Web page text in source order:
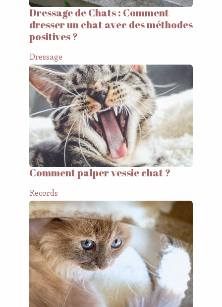
Dressage de Chats : Comment
dresser un chat avec des méthodes
positives ?
Dressage
Comment palper vessie chat ?
Records